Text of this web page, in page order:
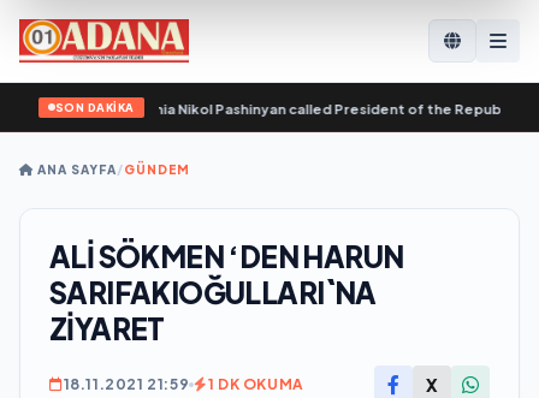
SON DAKİKA
Republic of Armenia Nikol Pashinyan called President of the Republic of
ANA SAYFA/GÜNDEM
ALİ SÖKMEN ‘DEN HARUN
SARIFAKIOĞULLARI`NA
ZİYARET
18.11.2021 21:59 1 DK OKUMA X